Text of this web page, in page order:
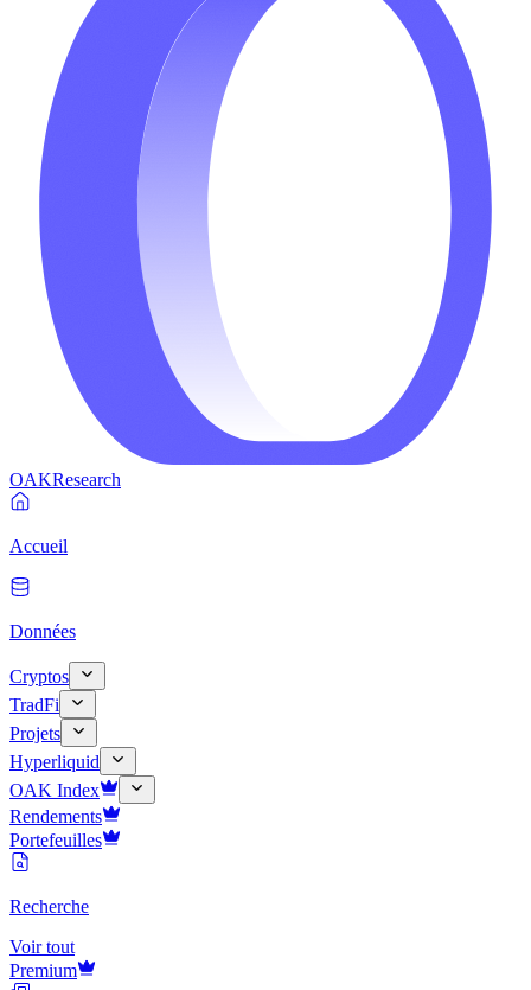
OAKResearch
Accueil
Données
Cryptos
TradFi
Projets
Hyperliquid
OAK Index
Rendements
Portefeuilles
Recherche
Voir tout
Premium